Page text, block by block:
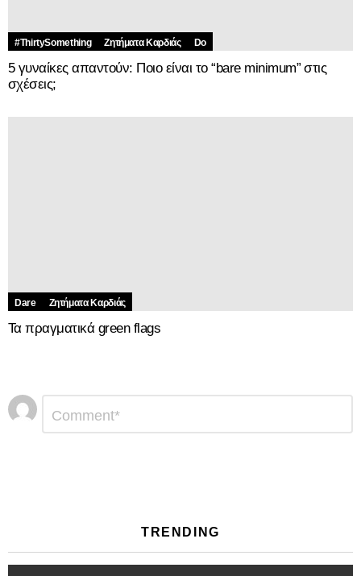
#ThirtySomething Ζητήματα Kαρδιάς Do
5 γυναίκες απαντούν: Ποιο είναι το “bare minimum” στις
σχέσεις;
Dare Ζητήματα Kαρδιάς
Τα πραγματικά green flags
Αφήστε
μια
απάντηση
TRENDING